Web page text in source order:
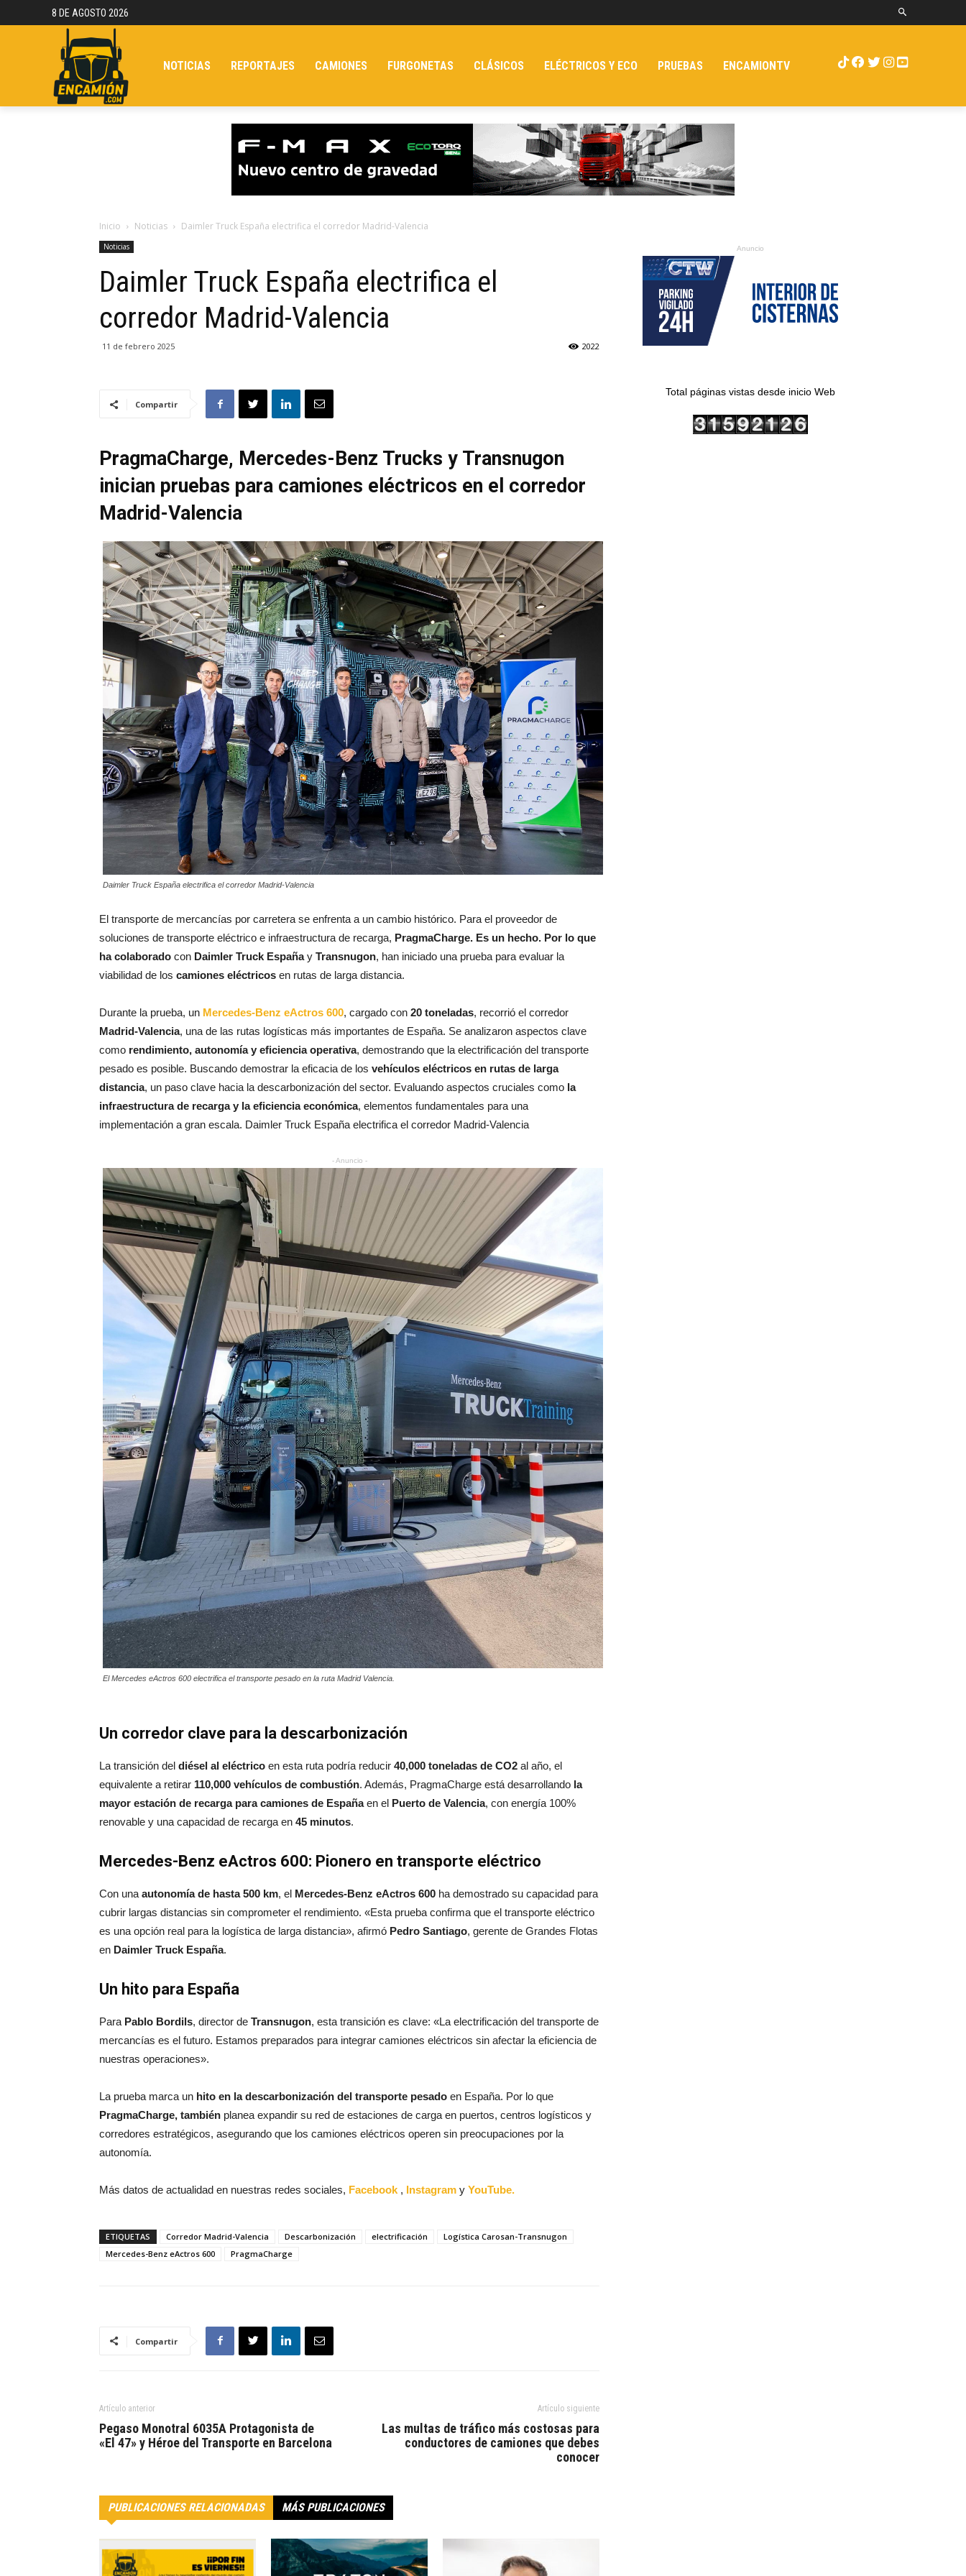
8 DE AGOSTO 2026
NOTICIAS REPORTAJES CAMIONES FURGONETAS CLÁSICOS ELÉCTRICOS Y ECO PRUEBAS ENCAMIONTV
Inicio Noticias Daimler Truck España electrifica el corredor Madrid-Valencia
Noticias
Daimler Truck España electrifica el
corredor Madrid-Valencia
11 de febrero 2025 2022
Compartir
PragmaCharge, Mercedes-Benz Trucks y Transnugon
inician pruebas para camiones eléctricos en el corredor
Madrid-Valencia
Daimler Truck España electrifica el corredor Madrid-Valencia
El transporte de mercancías por carretera se enfrenta a un cambio histórico. Para el proveedor de
soluciones de transporte eléctrico e infraestructura de recarga, PragmaCharge. Es un hecho. Por lo que
ha colaborado con Daimler Truck Españay Transnugon, han iniciado una prueba para evaluar la
viabilidad de los camiones eléctricos en rutas de larga distancia.
Durante la prueba, un Mercedes-Benz eActros 600, cargado con 20 toneladas, recorrió el corredor
Madrid-Valencia, una de las rutas logísticas más importantes de España. Se analizaron aspectos clave
como rendimiento, autonomía y eficiencia operativa, demostrando que la electrificación del transporte
pesado es posible. Buscando demostrar la eficacia de los vehículos eléctricos en rutas de larga
distancia, un paso clave hacia la descarbonización del sector. Evaluando aspectos cruciales como la
infraestructura de recarga y la eficiencia económica, elementos fundamentales para una
implementación a gran escala. Daimler Truck España electrifica el corredor Madrid-Valencia
- Anuncio -
El Mercedes eActros 600 electrifica el transporte pesado en la ruta Madrid Valencia.
Un corredor clave para la descarbonización
La transición del diésel al eléctrico en esta ruta podría reducir 40,000 toneladas de CO2 al año, el
equivalente a retirar 110,000 vehículos de combustión. Además, PragmaCharge está desarrollando la
mayor estación de recarga para camiones de Españaen el Puerto de Valencia, con energía 100%
renovable y una capacidad de recarga en 45 minutos.
Mercedes-Benz eActros 600: Pionero en transporte eléctrico
Con una autonomía de hasta 500 km, el Mercedes-Benz eActros 600 ha demostrado su capacidad para
cubrir largas distancias sin comprometer el rendimiento. «Esta prueba confirma que el transporte eléctrico
es una opción real para la logística de larga distancia», afirmó Pedro Santiago, gerente de Grandes Flotas
en Daimler Truck España.
Un hito para España
Para Pablo Bordils, director de Transnugon, esta transición es clave: «La electrificación del transporte de
mercancías es el futuro. Estamos preparados para integrar camiones eléctricos sin afectar la eficiencia de
nuestras operaciones».
La prueba marca un hito en la descarbonización del transporte pesado en España. Por lo que
PragmaCharge, también planea expandir su red de estaciones de carga en puertos, centros logísticos y
corredores estratégicos, asegurando que los camiones eléctricos operen sin preocupaciones por la
autonomía.
Más datos de actualidad en nuestras redes sociales, Facebook , Instagram y YouTube.
ETIQUETAS Corredor Madrid-Valencia Descarbonización electrificación
Logística Carosan-Transnugon
Mercedes-Benz eActros 600
PragmaCharge
Compartir
Artículo anterior
Pegaso Monotral 6035A Protagonista de
«El 47» y Héroe del Transporte en Barcelona
Artículo siguiente
Las multas de tráfico más costosas para
conductores de camiones que debes
conocer
PUBLICACIONES RELACIONADAS MÁS PUBLICACIONES
Anuncio
Total páginas vistas desde inicio Web